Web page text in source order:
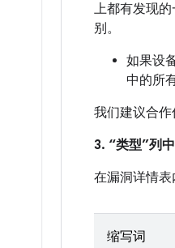
上都有发现
别。
如果设
中的所
我们建议合作
3. “类型”列
在漏洞详情表
缩写词